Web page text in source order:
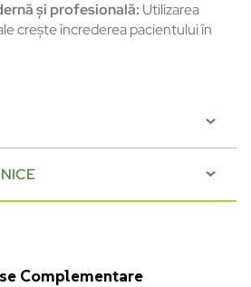
și profesională: Utilizarea
crește încrederea pacientului în
Complementare